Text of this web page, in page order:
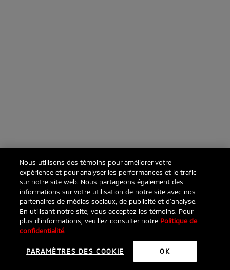
Nous utilisons des témoins pour améliorer votre
expérience et pour analyser les performances et le trafic
sur notre site web. Nous partageons également des
informations sur votre utilisation de notre site avec nos
partenaires de médias sociaux, de publicité et d’analyse.
En utilisant notre site, vous acceptez les témoins. Pour
plus d’informations, veuillez consulter notre Politique de
confidentialité.
PARAMÈTRES DES COOKIE OK